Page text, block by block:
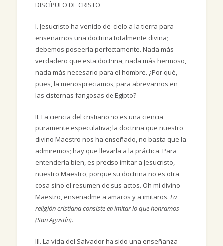
DISCÍPULO DE CRISTO
I. Jesucristo ha venido del cielo a la tierra para
enseñarnos una doctrina totalmente divina;
debemos poseerla perfectamente. Nada más
verdadero que esta doctrina, nada más hermoso,
nada más necesario para el hombre. ¿Por qué,
pues, la menospreciamos, para abrevarnos en
las cisternas fangosas de Egipto?
II. La ciencia del cristiano no es una ciencia
puramente especulativa; la doctrina que nuestro
divino Maestro nos ha enseñado, no basta que la
admiremos; hay que llevarla a la práctica. Para
entenderla bien, es preciso imitar a Jesucristo,
nuestro Maestro, porque su doctrina no es otra
cosa sino el resumen de sus actos. Oh mi divino
Maestro, enseñadme a amaros y a imitaros. La
religión cristiana consiste en imitar lo que honramos
(San Agustín).
III. La vida del Salvador ha sido una enseñanza